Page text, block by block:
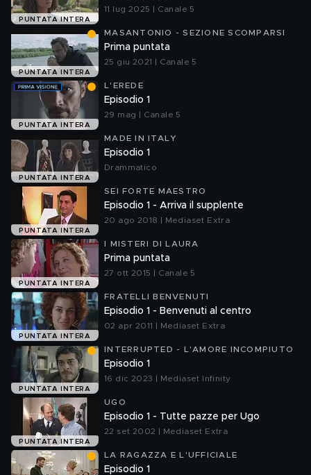
PUNTATA INTERA
11 lug 2025 | Canale 5
PUNTATA INTERA
MASANTONIO - SEZIONE SCOMPARSI
Prima puntata
25 giu 2021 | Canale 5
PUNTATA INTERA
L'EREDE
Episodio 1
29 mag | Canale 5
PUNTATA INTERA
MADE IN ITALY
Episodio 1
Drammatico
PUNTATA INTERA
SEI FORTE MAESTRO
Episodio 1 - Arriva il supplente
20 ago 2018 | Mediaset Extra
PUNTATA INTERA
I MISTERI DI LAURA
Prima puntata
27 ott 2015 | Canale 5
PUNTATA INTERA
FRATELLI BENVENUTI
Episodio 1 - Benvenuti al centro
02 apr 2011 | Mediaset Extra
PUNTATA INTERA
INTERRUPTED - L'AMORE INCOMPIUTO
Episodio 1
16 dic 2023 | Mediaset Infinity
PUNTATA INTERA
UGO
Episodio 1 - Tutte pazze per Ugo
22 set 2002 | Mediaset Extra
LA RAGAZZA E L'UFFICIALE
Episodio 1